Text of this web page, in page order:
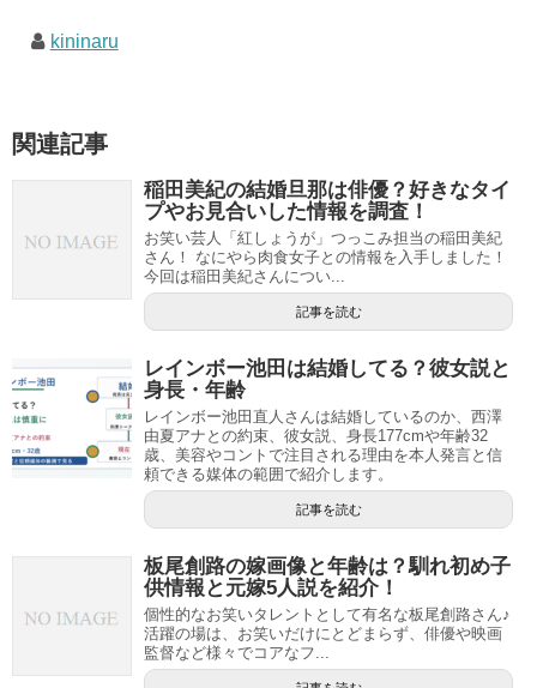
kininaru
関連記事
稲田美紀の結婚旦那は俳優？好きなタイ
プやお見合いした情報を調査！
お笑い芸人「紅しょうが」つっこみ担当の稲田美紀
さん！ なにやら肉食女子との情報を入手しました！
今回は稲田美紀さんについ...
記事を読む
レインボー池田は結婚してる？彼女説と
身長・年齢
レインボー池田直人さんは結婚しているのか、西澤
由夏アナとの約束、彼女説、身長177cmや年齢32
歳、美容やコントで注目される理由を本人発言と信
頼できる媒体の範囲で紹介します。
記事を読む
板尾創路の嫁画像と年齢は？馴れ初め子
供情報と元嫁5人説を紹介！
個性的なお笑いタレントとして有名な板尾創路さん♪
活躍の場は、お笑いだけにとどまらず、俳優や映画
監督など様々でコアなフ...